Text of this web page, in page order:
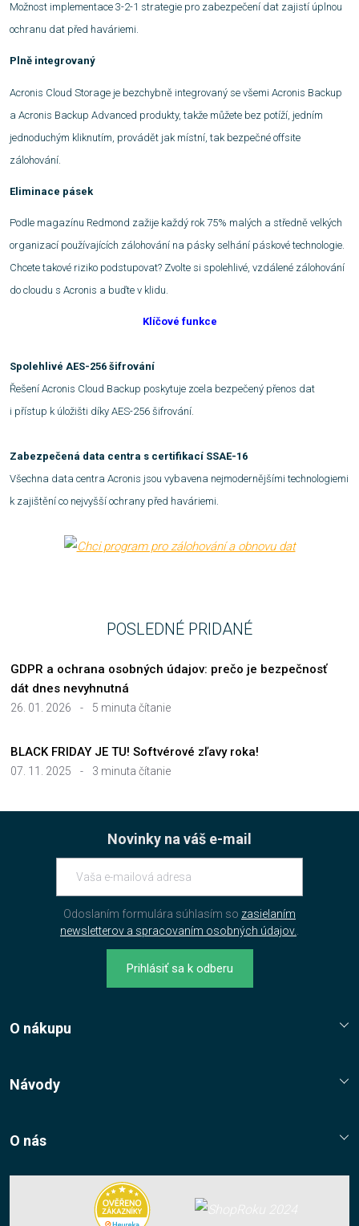
Možnost implementace 3-2-1 strategie pro zabezpečení dat zajistí úplnou
ochranu dat před haváriemi.
Plně integrovaný
Acronis Cloud Storage je bezchybně integrovaný se všemi Acronis Backup
a Acronis Backup Advanced produkty, takže můžete bez potíží, jedním
jednoduchým kliknutím, provádět jak místní, tak bezpečné offsite
zálohování.
Eliminace pásek
Podle magazínu Redmond zažije každý rok 75% malých a středně velkých
organizací používajících zálohování na pásky selhání páskové technologie.
Chcete takové riziko podstupovat? Zvolte si spolehlivé, vzdálené zálohování
do cloudu s Acronis a buďte v klidu.
Klíčové funkce
Spolehlivé AES-256 šifrování
Řešení Acronis Cloud Backup poskytuje zcela bezpečený přenos dat
i přístup k úložišti díky AES-256 šifrování.
Zabezpečená data centra s certifikací SSAE-16
Všechna data centra Acronis jsou vybavena nejmodernějšími technologiemi
k zajištění co nejvyšší ochrany před haváriemi.
POSLEDNÉ PRIDANÉ
26. 01. 2026 - 5 minuta čítanie
GDPR a ochrana osobných údajov: prečo je bezpečnosť
dát dnes nevyhnutná
07. 11. 2025 - 3 minuta čítanie
BLACK FRIDAY JE TU! Softvérové zľavy roka!
Novinky na váš e-mail
Odoslaním formulára súhlasím so zasielaním
newsletterov a spracovaním osobných údajov.
Prihlásiť sa k odberu
O nákupu
Jak nakupovat?
Návody
O nás
Nákup multilicencí